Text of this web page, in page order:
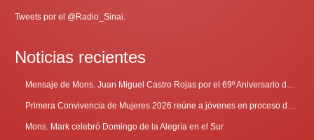
Tweets por el @Radio_Sinai.
Noticias recientes
Mons. Mark celebró Domingo de la Alegría en el Sur